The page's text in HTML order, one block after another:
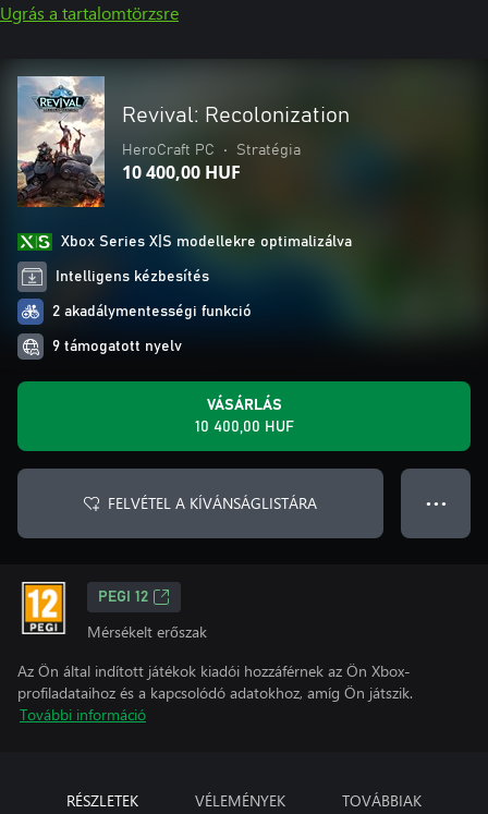
Ugrás a tartalomtörzsre
Revival: Recolonization
HeroCraft PC • Stratégia
10 400,00 HUF
Xbox Series X|S modellekre optimalizálva
Intelligens kézbesítés
2 akadálymentességi funkció
9 támogatott nyelv
VÁSÁRLÁS
10 400,00 HUF
FELVÉTEL A KÍVÁNSÁGLISTÁRA ● ● ●
PEGI 12
Mérsékelt erőszak
Az Ön által indított játékok kiadói hozzáférnek az Ön Xbox-
profiladataihoz és a kapcsolódó adatokhoz, amíg Ön játszik.
További információ
RÉSZLETEK VÉLEMÉNYEK TOVÁBBIAK